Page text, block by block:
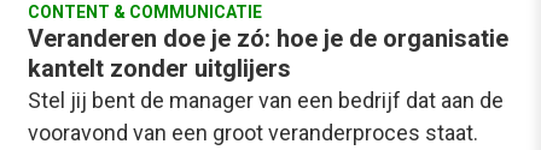
CONTENT & COMMUNICATIE
Veranderen doe je zó: hoe je de organisatie
kantelt zonder uitglijers
Stel jij bent de manager van een bedrijf dat aan de
vooravond van een groot veranderproces staat.